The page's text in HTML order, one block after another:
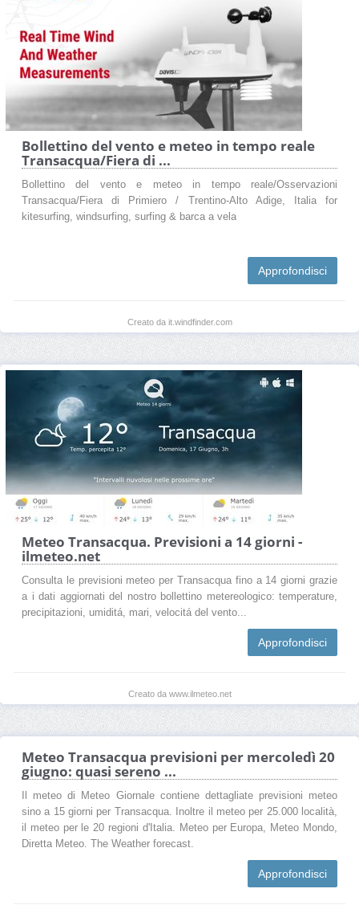
Bollettino del vento e meteo in tempo reale
Transacqua/Fiera di ...
Bollettino del vento e meteo in tempo reale/Osservazioni
Transacqua/Fiera di Primiero / Trentino-Alto Adige, Italia for
kitesurfing, windsurfing, surfing & barca a vela
Approfondisci
Creato da it.windfinder.com
Meteo Transacqua. Previsioni a 14 giorni -
ilmeteo.net
Consulta le previsioni meteo per Transacqua fino a 14 giorni grazie
a i dati aggiornati del nostro bollettino metereologico: temperature,
precipitazioni, umiditá, mari, velocitá del vento...
Approfondisci
Creato da www.ilmeteo.net
Meteo Transacqua previsioni per mercoledì 20
giugno: quasi sereno ...
Il meteo di Meteo Giornale contiene dettagliate previsioni meteo
sino a 15 giorni per Transacqua. Inoltre il meteo per 25.000 località,
il meteo per le 20 regioni d'Italia. Meteo per Europa, Meteo Mondo,
Diretta Meteo. The Weather forecast.
Approfondisci